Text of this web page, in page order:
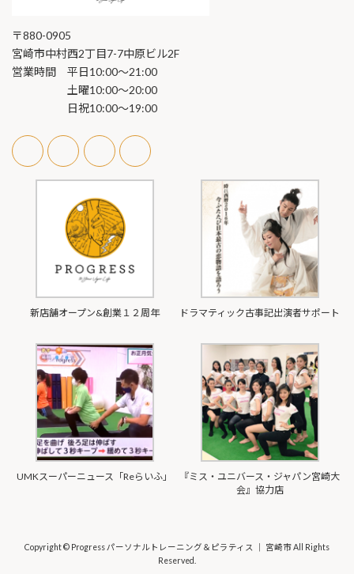
〒880-0905
宮崎市中村西2丁目7-7中原ビル2F
営業時間 平日10:00～21:00
土曜10:00〜20:00
日祝10:00〜19:00
新店舗オープン&創業１２周年 ドラマティック古事記出演者サポート
UMKスーパーニュース「Reらいふ」
『ミス・ユニバース・ジャパン宮崎大
会』協力店
Copyright © Progress パーソナルトレーニング＆ピラティス │ 宮崎市 All Rights
Reserved.